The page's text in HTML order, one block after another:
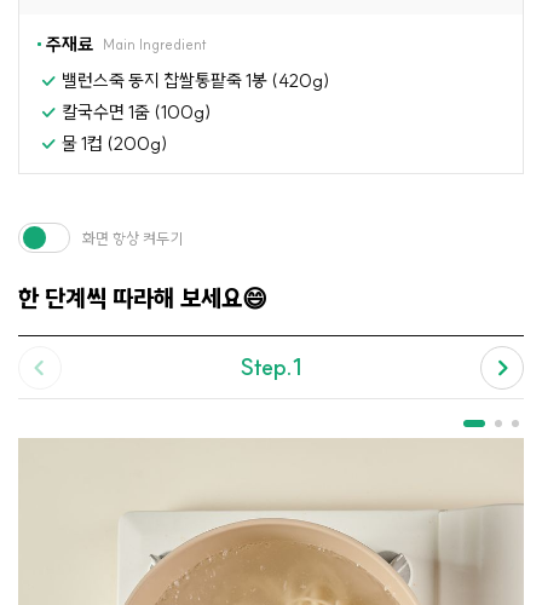
주재료 Main Ingredient
밸런스죽 동지 찹쌀통팥죽 1봉 (420g)
칼국수면 1줌 (100g)
물 1컵 (200g)
한 단계씩 따라해 보세요😄
화면 항상 켜두기
Step.1